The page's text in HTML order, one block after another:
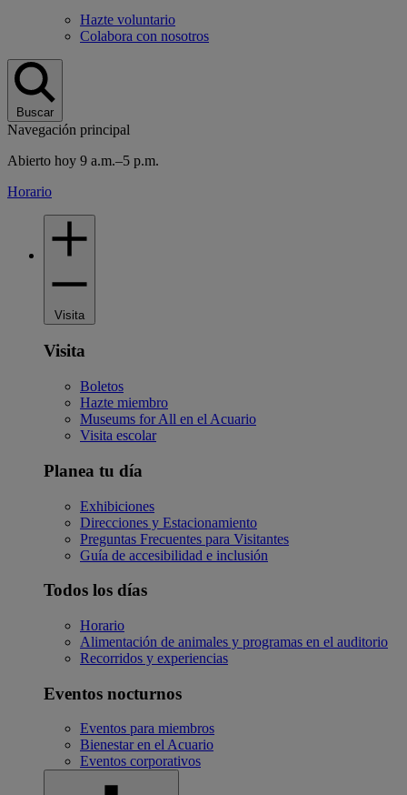
Hazte voluntario
Colabora con nosotros
Buscar
Navegación principal
Abierto hoy 9 a.m.–5 p.m.
Horario
Visita
Visita
Boletos
Hazte miembro
Museums for All en el Acuario
Visita escolar
Planea tu día
Exhibiciones
Direcciones y Estacionamiento
Preguntas Frecuentes para Visitantes
Guía de accesibilidad e inclusión
Todos los días
Horario
Alimentación de animales y programas en el auditorio
Recorridos y experiencias
Eventos nocturnos
Eventos para miembros
Bienestar en el Acuario
Eventos corporativos